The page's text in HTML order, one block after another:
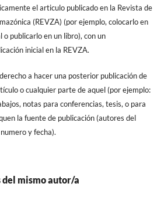
el articulo publicado en la Revista de
(REVZA) (por ejemplo, colocarlo en
publicarlo en un libro), con un
inicial en la REVZA.
a hacer una posterior publicación de
o cualquier parte de aquel (por ejemplo:
notas para conferencias, tesis, o para
la fuente de publicación (autores del
y fecha).
mismo autor/a